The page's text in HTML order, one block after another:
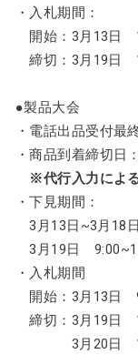
・入札期間：
開始：3月13日
締切：3月19日
●製品大会
・電話出品受付
・商品到着締切
※代行入力によ
・下見期間：
3月13日~3月18
3月19日
・入札期間
開始：3月13日
締切：3月19日
3月20日 12:00